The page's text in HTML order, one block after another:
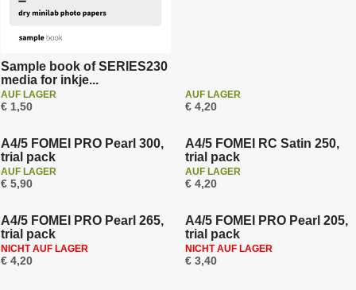
o
i
e
r
n
g
Sample book of SERIES230
media for inkje...
€ 1,50
AUF LAGER
€ 4,20
AUF LAGER
A4/5 FOMEI PRO Pearl 300,
trial pack
€ 5,90
AUF LAGER
A4/5 FOMEI RC Satin 250,
trial pack
€ 4,20
AUF LAGER
A4/5 FOMEI PRO Pearl 265,
trial pack
€ 4,20
NICHT AUF LAGER
A4/5 FOMEI PRO Pearl 205,
trial pack
€ 3,40
NICHT AUF LAGER